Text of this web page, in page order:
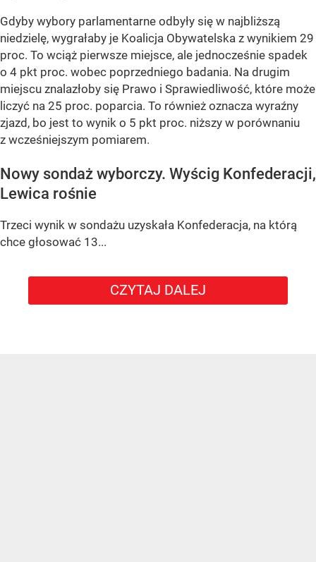
Gdyby wybory parlamentarne odbyły się w najbliższą
niedzielę, wygrałaby je Koalicja Obywatelska z wynikiem 29
proc. To wciąż pierwsze miejsce, ale jednocześnie spadek
o 4 pkt proc. wobec poprzedniego badania. Na drugim
miejscu znalazłoby się Prawo i Sprawiedliwość, które może
liczyć na 25 proc. poparcia. To również oznacza wyraźny
zjazd, bo jest to wynik o 5 pkt proc. niższy w porównaniu
z wcześniejszym pomiarem.
Nowy sondaż wyborczy. Wyścig Konfederacji,
Lewica rośnie
Trzeci wynik w sondażu uzyskała Konfederacja, na którą
chce głosować 13...
CZYTAJ DALEJ